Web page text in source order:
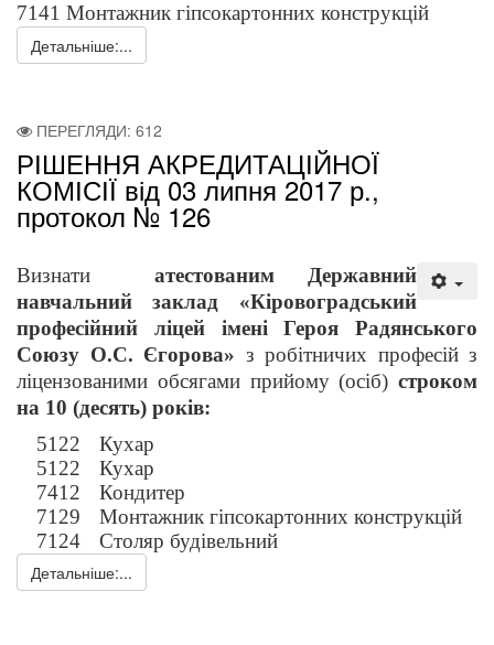
7141 Монтажник гіпсокартонних конструкцій
Детальніше:...
ПЕРЕГЛЯДИ: 612
РІШЕННЯ АКРЕДИТАЦІЙНОЇ
КОМІСІЇ від 03 липня 2017 р.,
протокол № 126
Визнати атестованим Державний
навчальний заклад «Кіровоградський
професійний ліцей імені Героя Радянського
Союзу О.С. Єгорова» з робітничих професій з
ліцензованими обсягами прийому (осіб) строком
на 10 (десять) років:
5122
Кухар
5122
7412
Кухар
Кондитер
7129
7124
Монтажник гіпсокартонних конструкцій
Столяр будівельний
Детальніше:...